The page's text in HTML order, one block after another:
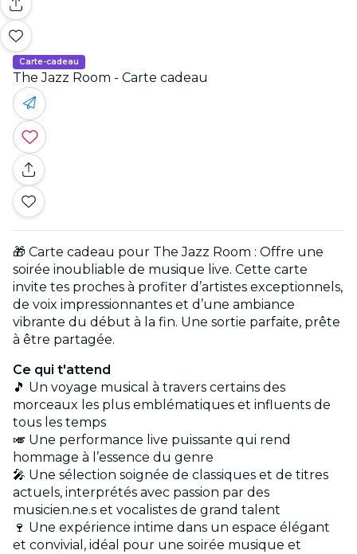
Carte-cadeau
The Jazz Room - Carte cadeau
🎁 Carte cadeau pour The Jazz Room : Offre une
soirée inoubliable de musique live. Cette carte
invite tes proches à profiter d’artistes exceptionnels,
de voix impressionnantes et d’une ambiance
vibrante du début à la fin. Une sortie parfaite, prête
à être partagée.
Ce qui t'attend
🎵 Un voyage musical à travers certains des
morceaux les plus emblématiques et influents de
tous les temps
🎺 Une performance live puissante qui rend
hommage à l’essence du genre
🎤 Une sélection soignée de classiques et de titres
actuels, interprétés avec passion par des
musicien.ne.s et vocalistes de grand talent
🍷 Une expérience intime dans un espace élégant
et convivial, idéal pour une soirée musique et